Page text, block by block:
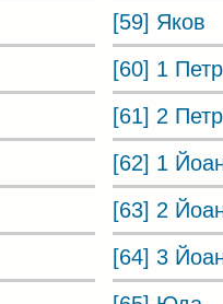
[59] Яков
[60] 1
[61] 2
[62] 1
[63] 2
[64] 3